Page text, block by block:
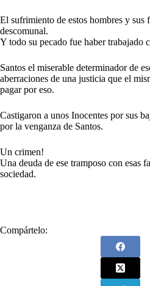
El sufrimiento de estos hombres y sus
descomunal.
Y todo su pecado fue haber trabajado
Santos el miserable determinador de
aberraciones de una justicia que el
pagar por eso.
Castigaron a unos Inocentes por sus
por la venganza de Santos.
Un crimen!
Una deuda de ese tramposo con esas
sociedad.
Compártelo: